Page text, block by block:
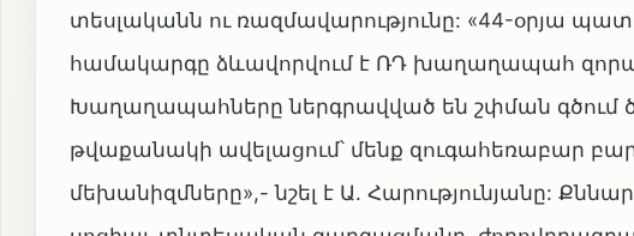
տեսլականն ու ռազմավարությունը: «44-օրյա
համակարգը ձևավորվում է ՌԴ խաղաղապահ
Խաղաղապահները ներգրավված են շփման գծում
թվաքանակի ավելացում՝ մենք զուգահեռաբար
մեխանիզմները»,- նշել է Ա. Հարությունյանը: